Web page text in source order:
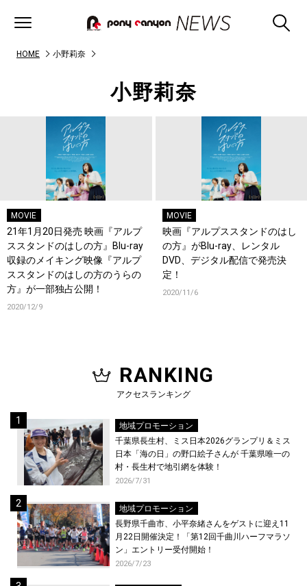
HOME 小野莉奈
小野莉奈
MOVIE
21年1月20日発売 映画『アルプ
ススタンドのはしの方』Blu-ray
収録のメイキング映像『アルプ
ススタンドのはしの方のうらの
方』が一部独占公開！
2020/12/9
MOVIE
映画『アルプススタンドのはし
の方』がBlu-ray、レンタル
DVD、デジタル配信で発売決
定！
2020/11/6
RANKING
アクセスランキング
地域プロモーション
千葉県長生村、ミス日本2026グランプリ＆ミス
日本「海の日」の野口絵子さんが 千葉県唯一の
村・長生村で地引網を体験！
2026/7/31
地域プロモーション
長野県千曲市、小平奈緒さんをゲストに迎え11
月22日開催決定！「第12回千曲川ハーフマラソ
ン」エントリー受付開始！
2026/7/23